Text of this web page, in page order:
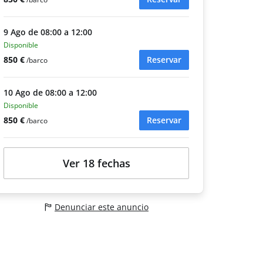
9 Ago de 08:00 a 12:00
Disponible
850 €/barco Reservar
10 Ago de 08:00 a 12:00
Disponible
850 €/barco Reservar
Ver 18 fechas
Denunciar este anuncio